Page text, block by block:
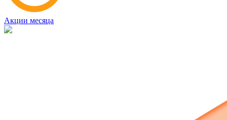
Акции месяца